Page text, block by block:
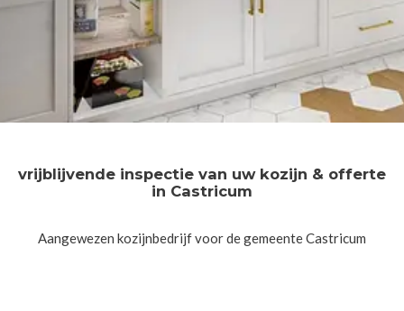
vrijblijvende inspectie van uw kozijn & offerte
in Castricum
Aangewezen kozijnbedrijf voor de gemeente Castricum